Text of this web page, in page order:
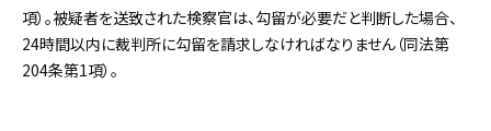
項）。被疑者を送致された検察官は、勾留が必要だと判断した場合、
24時間以内に裁判所に勾留を請求しなければなりません（同法第
204条第1項）。